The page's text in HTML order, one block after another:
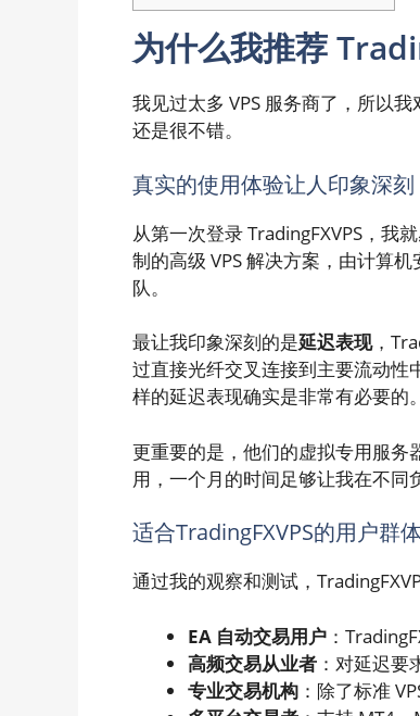
为什么我推荐
我见过太多 VPS 服务商了，所以
还是很不错。
真实的使用体验让人印象深刻
从第一次登录 TradingFXVPS，我
制的高级 VPS 解决方案，由计算
队。
最让我印象深刻的是延迟表现，
过直接光纤交叉连接到主要流动
样的延迟表现确实是非常有必要的。
更重要的是，他们的虚拟专用服务
用，一个月的时间足够让我在不同
适合TradingFXVPS的用户群体
通过我的观察和测试，
EA 自动交易用户 ：
高频交易从业者 ：对延迟
专业交易机构 ：除了标准